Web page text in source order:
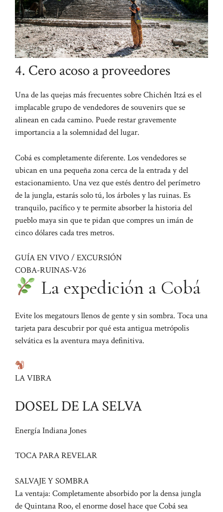
4. Cero acoso a proveedores
Una de las quejas más frecuentes sobre Chichén Itzá es el
implacable grupo de vendedores de souvenirs que se
alinean en cada camino. Puede restar gravemente
importancia a la solemnidad del lugar.
Cobá es completamente diferente. Los vendedores se
ubican en una pequeña zona cerca de la entrada y del
estacionamiento. Una vez que estés dentro del perímetro
de la jungla, estarás solo tú, los árboles y las ruinas. Es
tranquilo, pacífico y te permite absorber la historia del
pueblo maya sin que te pidan que compres un imán de
cinco dólares cada tres metros.
GUÍA EN VIVO / EXCURSIÓN
COBA-RUINAS-V26
La expedición a Cobá
Evite los megatours llenos de gente y sin sombra. Toca una
tarjeta para descubrir por qué esta antigua metrópolis
selvática es la aventura maya definitiva.
LA VIBRA
DOSEL DE LA SELVA
Energía Indiana Jones
TOCA PARA REVELAR
SALVAJE Y SOMBRA
La ventaja: Completamente absorbido por la densa jungla
de Quintana Roo, el enorme dosel hace que Cobá sea